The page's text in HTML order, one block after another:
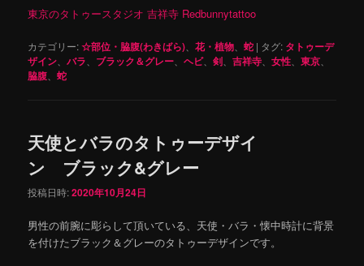
東京のタトゥースタジオ 吉祥寺 Redbunnytattoo
カテゴリー:☆部位・脇腹(わきばら) 、花・植物 、蛇 | タグ: タトゥーデ
ザイン 、バラ ブラック＆グレー 、ヘビ、剣 、吉祥寺 、女性 、東京
脇腹 、蛇
天使とバラのタトゥーデザイ
ン ブラック&グレー
投稿日時:2020年10月24日
男性の前腕に彫らして頂いている、天使・バラ・懐中時計に背景
を付けたブラック＆グレーのタトゥーデザインです。